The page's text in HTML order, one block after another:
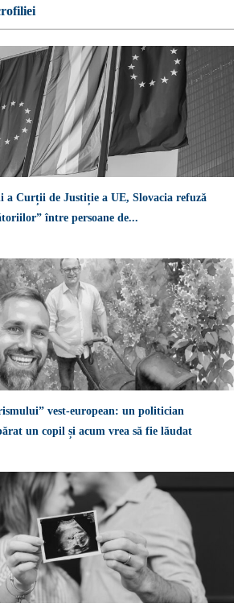
a Curții de Justiție a UE, Slovacia refuză
între persoane de...
vest-european: un politician
un copil și acum vrea să fie lăudat